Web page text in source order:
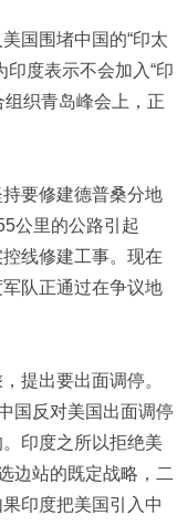
国围堵中国的“印太
度表示不会加入“印
织青岛峰会上，正
要修建德普桑分地
公里的公路引起
线修建工事。现在
队正通过在争议地
提出要出面调停。
国反对美国出面调停
印度之所以拒绝美
边站的既定战略，二
印度把美国引入中